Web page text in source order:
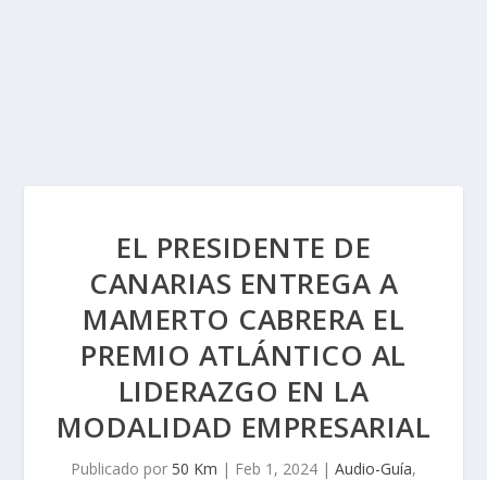
EL PRESIDENTE DE
CANARIAS ENTREGA A
MAMERTO CABRERA EL
PREMIO ATLÁNTICO AL
LIDERAZGO EN LA
MODALIDAD EMPRESARIAL
Publicado por 50 Km | Feb 1, 2024 | Audio-Guía,